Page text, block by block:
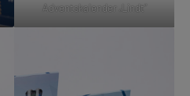
Adventskalender „Lindt“